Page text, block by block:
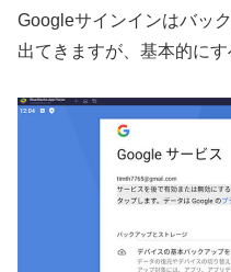
Googleサインインはバッ
出てきますが、基本的にす